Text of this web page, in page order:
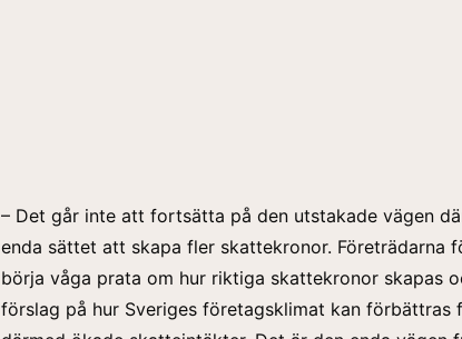
– Det går inte att fortsätta på den utstakade vägen
enda sättet att skapa fler skattekronor. Företrädarna
börja våga prata om hur riktiga skattekronor skapas
förslag på hur Sveriges företagsklimat kan